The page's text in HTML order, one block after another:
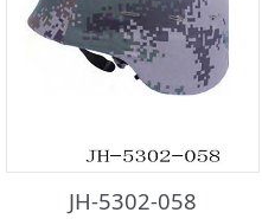
JH-5302-058